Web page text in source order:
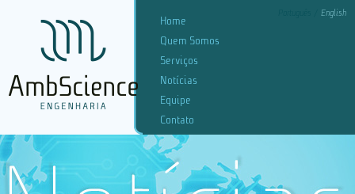
English
Home
Quem Somos
Serviços
Notícias
Equipe
Contato